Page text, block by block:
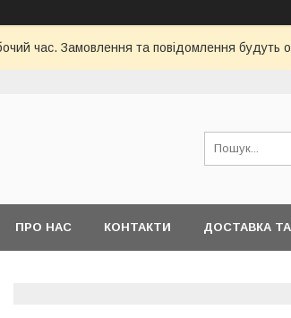
час. Замовлення та повідомлення
ПРО НАС КОНТАКТИ ДОСТАВКА